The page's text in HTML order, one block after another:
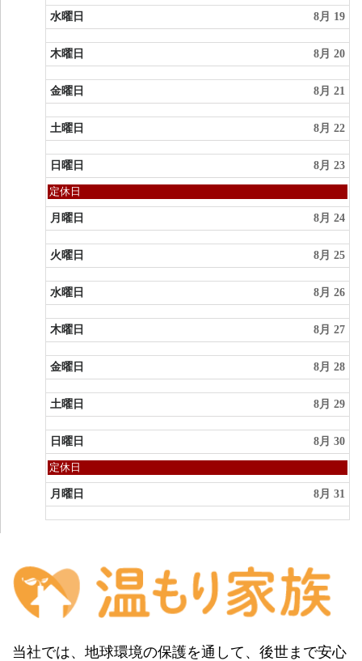
水曜日 8月 19
木曜日 8月 20
金曜日 8月 21
土曜日 8月 22
日曜日 8月 23
日
曜
日,
8
月
23rd
2026
定休日
月曜日 8月 24
火曜日 8月 25
水曜日 8月 26
木曜日 8月 27
金曜日 8月 28
土曜日 8月 29
日曜日 8月 30
日
曜
日,
8
月
定休日
月曜日 8月 31
当社では、地球環境の保護を通して、後世まで安心